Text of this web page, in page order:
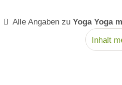
Alle Angaben zuYoga Yoga
Inhalt